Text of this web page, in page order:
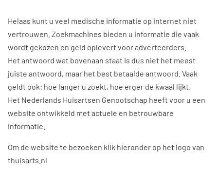
Helaas kunt u veel medische informatie op internet niet
vertrouwen. Zoekmachines bieden u informatie die vaak
wordt gekozen en geld oplevert voor adverteerders.
Het antwoord wat bovenaan staat is dus niet het meest
juiste antwoord, maar het best betaalde antwoord. Vaak
geldt ook: hoe langer u zoekt, hoe erger de kwaal lijkt.
Het Nederlands Huisartsen Genootschap heeft voor u een
website ontwikkeld met actuele en betrouwbare
informatie.
Om de website te bezoeken klik hieronder op het logo van
thuisarts.nl